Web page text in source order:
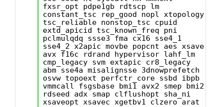
fxsr_opt pdpe1gb rdtscp lm
constant_tsc rep_good nopl xtopology
tsc_reliable nonstop_tsc cpuid
extd_apicid tsc_known_freq pni
pclmulqdq ssse3 fma cx16 sse4_1
sse4_2 x2apic movbe popcnt aes xsave
avx f16c rdrand hypervisor lahf_lm
cmp_legacy svm extapic cr8_legacy
abm sse4a misalignsse 3dnowprefetch
osvw topoext perfctr_core ssbd ibpb
vmmcall fsgsbase bmi1 avx2 smep bmi2
rdseed adx smap clflushopt sha_ni
xsaveopt xsavec xgetbv1 clzero arat